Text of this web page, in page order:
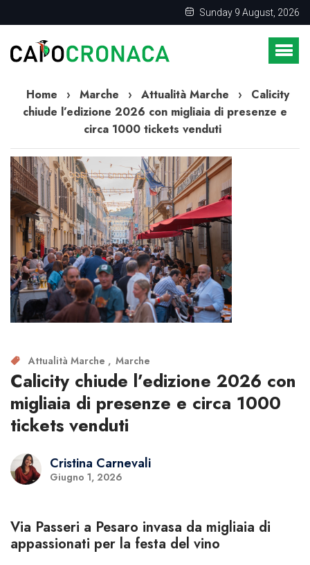
Sunday 9 August, 2026
Home › Marche › Attualità Marche ›
Calicity
chiude l’edizione 2026 con migliaia di presenze e
circa 1000 tickets venduti
Attualità Marche Marche
Calicity chiude l’edizione 2026 con
migliaia di presenze e circa 1000
tickets venduti
Cristina Carnevali
Giugno 1, 2026
Via Passeri a Pesaro invasa da migliaia di
appassionati per la festa del vino